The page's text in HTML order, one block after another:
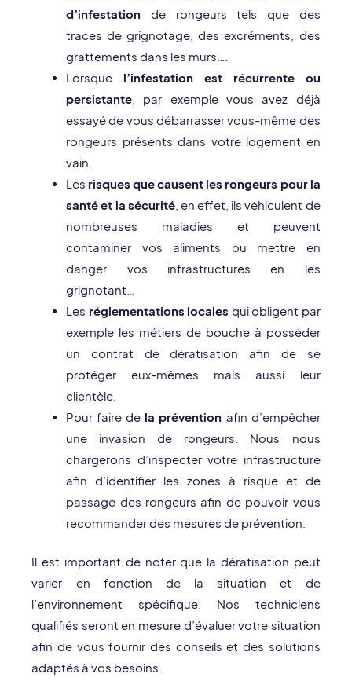
d’infestation de rongeurs tels que des
traces de grignotage, des excréments, des
grattements dans les murs….
Lorsque l’infestation est récurrente ou
persistante , par exemple vous avez déjà
essayé de vous débarrasser vous-même des
rongeurs présents dans votre logement en
vain.
Les risques que causent les rongeurs pour la
santé et la sécurité, en effet, ils véhiculent de
nombreuses maladies et peuvent
contaminer vos aliments ou mettre en
danger vos infrastructures en les
grignotant…
Les réglementations locales qui obligent par
exemple les métiers de bouche à posséder
un contrat de dératisation afin de se
protéger eux-mêmes mais aussi leur
clientèle.
Pour faire de la prévention afin d’empêcher
une invasion de rongeurs. Nous nous
chargerons d’inspecter votre infrastructure
afin d’identifier les zones à risque et de
passage des rongeurs afin de pouvoir vous
recommander des mesures de prévention.
Il est important de noter que la dératisation peut
varier en fonction de la situation et de
l’environnement spécifique. Nos techniciens
qualifiés seront en mesure d’évaluer votre situation
afin de vous fournir des conseils et des solutions
adaptés à vos besoins.